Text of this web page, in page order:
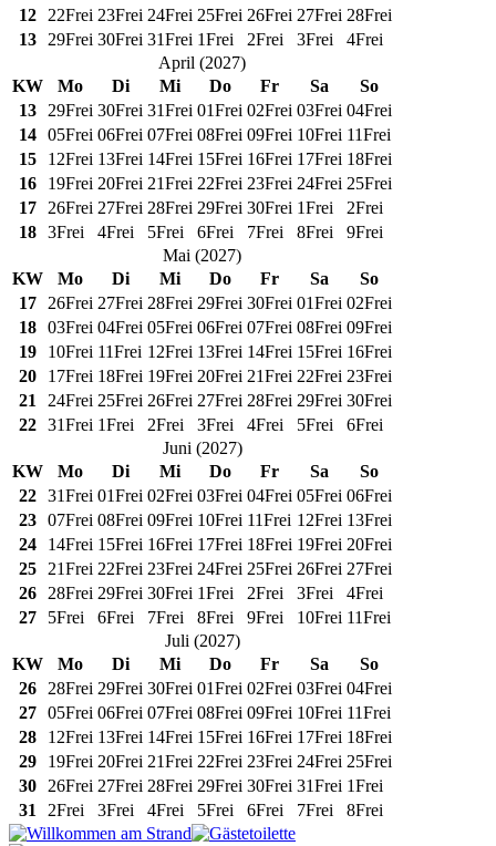
12
22Frei 23Frei 24Frei 25Frei 26Frei 27Frei 28Frei
13
29Frei 30Frei 31Frei 1Frei 2Frei 3Frei 4Frei
April (2027)
KW
Mo Di Mi Do Fr Sa
So
13
29Frei 30Frei 31Frei 01Frei 02Frei 03Frei 04Frei
14 05Frei 06Frei 07Frei 08Frei 09Frei 10Frei 11Frei
15
12Frei 13Frei 14Frei 15Frei 16Frei 17Frei 18Frei
16
19Frei 20Frei 21Frei 22Frei 23Frei 24Frei 25Frei
17
26Frei 27Frei 28Frei 29Frei 30Frei 1Frei 2Frei
18 3Frei 4Frei 5Frei 6Frei 7Frei 8Frei 9Frei
Mai (2027)
KW
Mo Di Mi Do Fr Sa
So
17
26Frei 27Frei 28Frei 29Frei 30Frei 01Frei 02Frei
18 03Frei 04Frei 05Frei 06Frei 07Frei 08Frei 09Frei
19
10Frei 11Frei 12Frei 13Frei 14Frei 15Frei 16Frei
20
17Frei 18Frei 19Frei 20Frei 21Frei 22Frei 23Frei
21
24Frei 25Frei 26Frei 27Frei 28Frei 29Frei 30Frei
22 31Frei 1Frei 2Frei 3Frei 4Frei 5Frei 6Frei
Juni (2027)
KW
Mo Di Mi Do Fr Sa
So
22 31Frei 01Frei 02Frei 03Frei 04Frei 05Frei 06Frei
23 07Frei 08Frei 09Frei 10Frei 11Frei 12Frei 13Frei
24
14Frei 15Frei 16Frei 17Frei 18Frei 19Frei 20Frei
25
21Frei 22Frei 23Frei 24Frei 25Frei 26Frei 27Frei
26
28Frei 29Frei 30Frei 1Frei 2Frei 3Frei 4Frei
27
5Frei 6Frei 7Frei 8Frei 9Frei 10Frei 11Frei
Juli (2027)
KW
Mo Di Mi Do Fr Sa
So
26
28Frei 29Frei 30Frei 01Frei 02Frei 03Frei 04Frei
27 05Frei 06Frei 07Frei 08Frei 09Frei 10Frei 11Frei
28
12Frei 13Frei 14Frei 15Frei 16Frei 17Frei 18Frei
29
19Frei 20Frei 21Frei 22Frei 23Frei 24Frei 25Frei
30
26Frei 27Frei 28Frei 29Frei 30Frei 31Frei 1Frei
31
2Frei 3Frei 4Frei 5Frei 6Frei 7Frei 8Frei